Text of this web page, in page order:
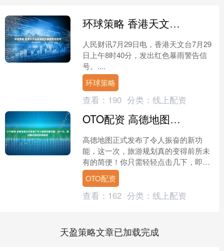
环球策略 香港天文台发布红色暴雨警告信号
人民财讯7月29日电，香港天文台7月29
日上午8时40分，发出红色暴雨警告信
号。....
环球策略
查看： 190 分类： 线上配资
OTO配资 高德地图正式发布了令人振奋的新功能，这一次，旅游规划真的变得前所
高德地图正式发布了令人振奋的新功
能，这一次，旅游规划真的变得前所未
有的简便！你只需轻轻点击几下，即可
自动创建个性化的旅游攻略。从此，一
键生成citywalk路线....
OTO配资
查看： 162 分类： 线上配资
天盈策略文章已加载完成